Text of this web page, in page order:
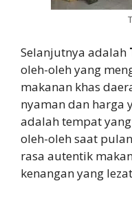
Selanjutnya adalah
oleh-oleh yang
makanan khas
nyaman dan harga
adalah tempat
oleh-oleh saat
rasa autentik
kenangan yang